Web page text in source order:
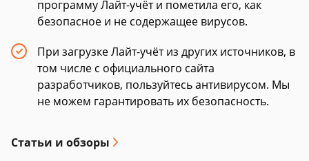
программу Лайт-учёт и пометила его, как
безопасное и не содержащее вирусов.
При загрузке Лайт-учёт из других источников, в
том числе с официального сайта
разработчиков, пользуйтесь антивирусом. Мы
не можем гарантировать их безопасность.
Статьи и обзоры